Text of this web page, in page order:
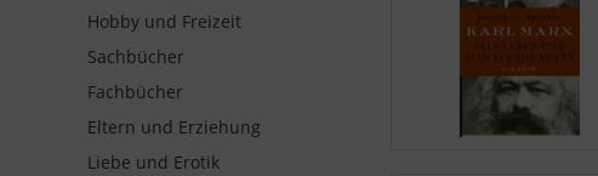
Hobby und Freizeit
Sachbücher
Fachbücher
Eltern und Erziehung
Liebe und Erotik